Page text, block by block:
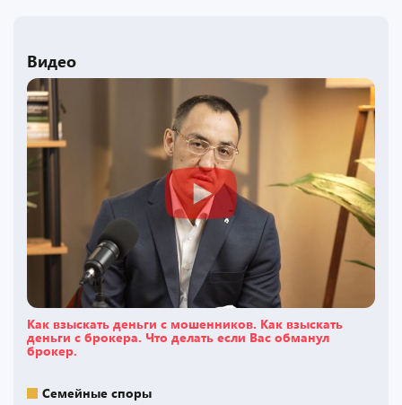
Видео
Как взыскать деньги с мошенников. Как взыскать
деньги с брокера. Что делать если Вас обманул
брокер.
Семейные споры